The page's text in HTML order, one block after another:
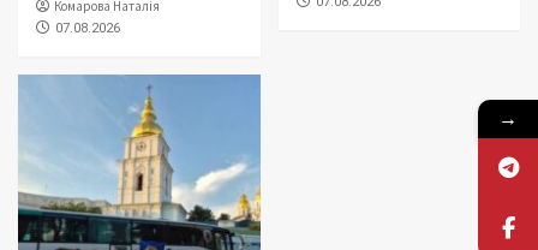
Комарова Наталія
07.08.2026
→